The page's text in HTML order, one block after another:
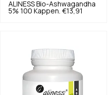
ALINESS Bio-Ashwagandha
5% 100 Kappen. €13,91